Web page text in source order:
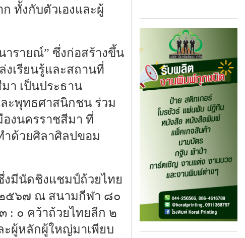
ทั้งกับตัวเองและผู้
ารายณ์” ซึ่งก่อสร้างขึ้น
งเรียนรู้และสถานที่
า เป็นประธาน
ะพุทธศาสนิกชน ร่วม
องนครราชสีมา ที่
ำด้วยศิลาศิลปขอม
งมีนัดชิงแชมป์ถ้วยไทย
๒๕๖๗ ณ สนามกีฬา ๘๐
: ๐ คว้าถ้วยไทยลีก ๒
ผู้หลักผู้ใหญ่มาเพียบ